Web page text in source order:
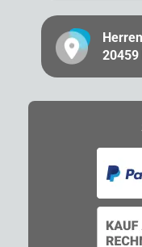
20459